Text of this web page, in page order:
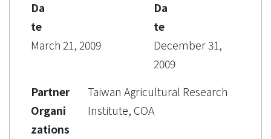
Da
te
March 21, 2009
Da
te
December 31,
2009
Partner
Organi
zations
Taiwan Agricultural Research
Institute, COA